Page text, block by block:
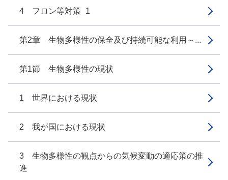
4 フロン等対策_1
第2章 生物多様性の保全及び持続可能な利用～...
第1節 生物多様性の現状
1 世界における現状
2 我が国における現状
3 生物多様性の観点からの気候変動の適応策の推
進